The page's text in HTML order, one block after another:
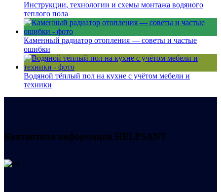
Инструкции, технологии и схемы монтажа водяного
теплого пола
Каменный радиатор отопления — советы и частые
ошибки
Водяной тёплый пол на кухне с учётом мебели и
техники
Контактная информация HELPSANT